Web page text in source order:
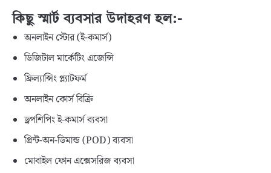
কিছু স্মার্ট ব্যবসার উদাহরণ হল:-
অনলাইন স্টোর (ই-কমার্স)
ডিজিটাল মার্কেটিং এজেন্সি
ফ্রিল্যান্সিং প্ল্যাটফর্ম
অনলাইন কোর্স বিক্রি
ড্রপশিপিং ই-কমার্স ব্যবসা
প্রিন্ট-অন-ডিমান্ড (POD) ব্যবসা
মোবাইল ফোন এক্সেসরিজ ব্যবসা